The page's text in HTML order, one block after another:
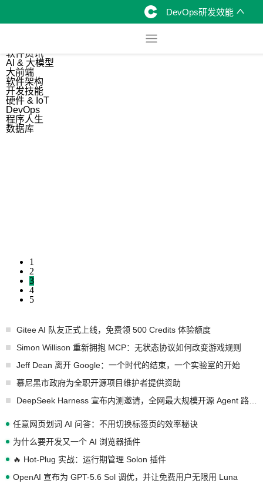
DevOps研发效能
软件资讯
AI & 大模型
大前端
软件架构
开发技能
硬件 & IoT
DevOps
程序人生
数据库
1
2
3
4
5
Gitee AI 队友正式上线，免费领 500 Credits 体验额度
Simon Willison 重新拥抱 MCP：无状态协议如何改变游戏规则
Jeff Dean 离开 Google：一个时代的结束，一个实验室的开始
慕尼黑市政府为全职开源项目维护者提供资助
任意网页划词 AI 问答：不用切换标签页的效率秘诀
为什么要开发又一个 AI 浏览器插件
🔥 Hot-Plug 实战：运行期管理 Solon 插件
OpenAI 宣布为 GPT-5.6 Sol 调优，并让免费用户无限用 Luna